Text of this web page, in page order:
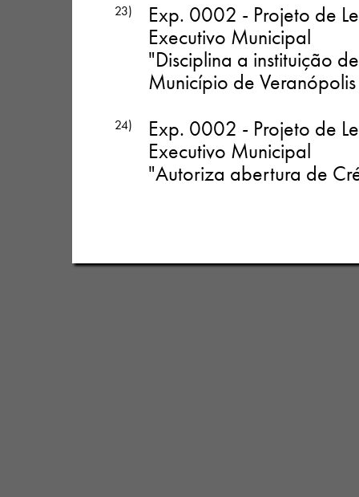
23)
Exp. 0002 - Projeto de
Executivo Municipal
"Disciplina a instituição
Município de
24)
Exp. 0002 - Projeto de
Executivo Municipal
"Autoriza abertura de